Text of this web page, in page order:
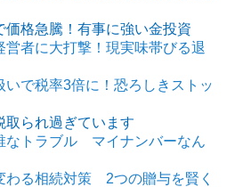
格急騰！有事に強い金投資
者に大打撃！現実味帯びる退
で税率3倍に！恐ろしきストッ
られ過ぎています
トラブル マイナンバーなん
る相続対策 2つの贈与を賢く